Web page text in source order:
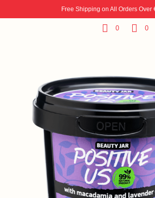
Free Shipping on All Orders Over
0 0